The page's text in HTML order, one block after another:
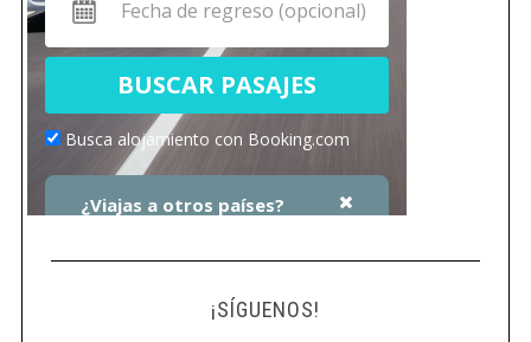
¡SÍGUENOS!